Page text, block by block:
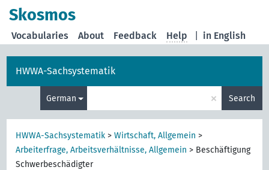
Skosmos
in English
Vocabularies About Feedback Help
HWWA-Sachsystematik
German × Search
HWWA-Sachsystematik >Wirtschaft, Allgemein >
Arbeiterfrage, Arbeitsverhältnisse, Allgemein > Beschäftigung
Schwerbeschädigter